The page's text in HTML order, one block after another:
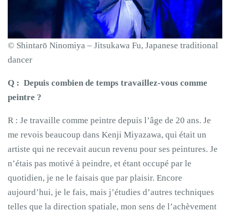
© Shintarō Ninomiya – Jitsukawa Fu, Japanese traditional
dancer
Q : Depuis combien de temps travaillez-vous comme
peintre ?
R : Je travaille comme peintre depuis l’âge de 20 ans. Je
me revois beaucoup dans Kenji Miyazawa, qui était un
artiste qui ne recevait aucun revenu pour ses peintures. Je
n’étais pas motivé à peindre, et étant occupé par le
quotidien, je ne le faisais que par plaisir. Encore
aujourd’hui, je le fais, mais j’étudies d’autres techniques
telles que la direction spatiale, mon sens de l’achèvement